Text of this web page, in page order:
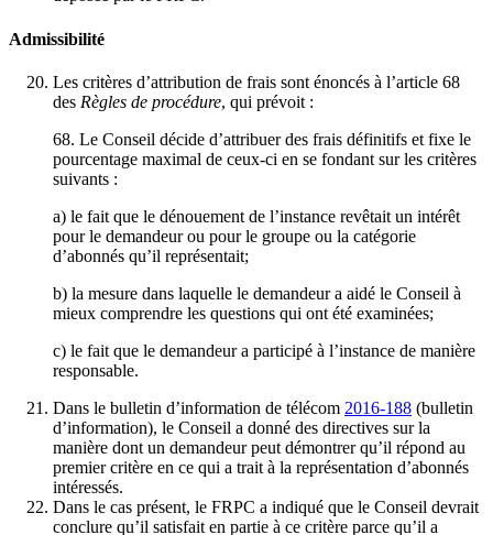
Admissibilité
Les critères d’attribution de frais sont énoncés à l’article 68
des Règles de procédure, qui prévoit :
68. Le Conseil décide d’attribuer des frais définitifs et fixe le
pourcentage maximal de ceux-ci en se fondant sur les critères
suivants :
a) le fait que le dénouement de l’instance revêtait un intérêt
pour le demandeur ou pour le groupe ou la catégorie
d’abonnés qu’il représentait;
b) la mesure dans laquelle le demandeur a aidé le Conseil à
mieux comprendre les questions qui ont été examinées;
c) le fait que le demandeur a participé à l’instance de manière
responsable.
Dans le bulletin d’information de télécom 2016-188 (bulletin
d’information), le Conseil a donné des directives sur la
manière dont un demandeur peut démontrer qu’il répond au
premier critère en ce qui a trait à la représentation d’abonnés
intéressés.
Dans le cas présent, le FRPC a indiqué que le Conseil devrait
conclure qu’il satisfait en partie à ce critère parce qu’il a